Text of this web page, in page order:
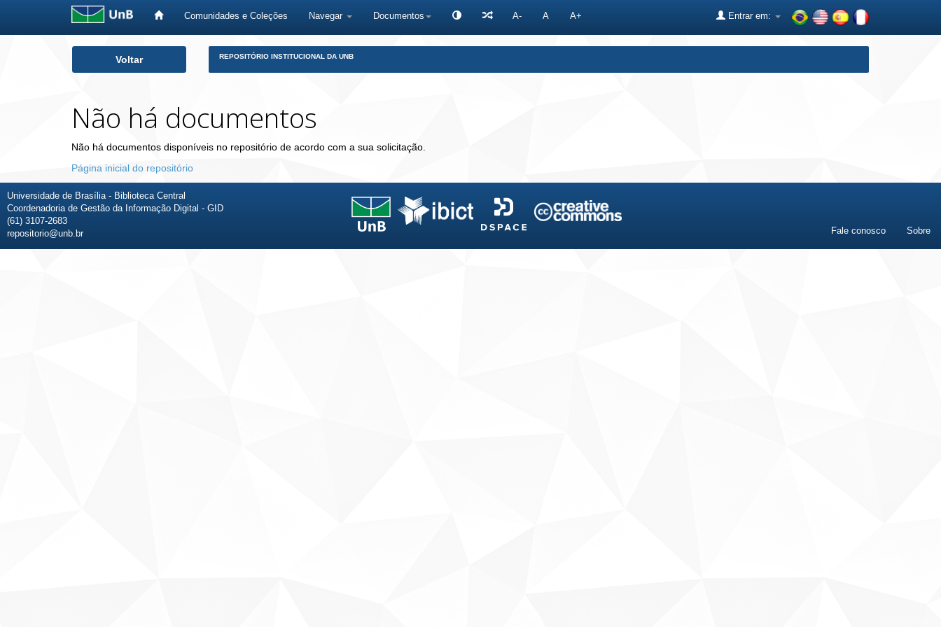
Comunidades e Coleções Navegar Documentos A- A A+ Entrar em:
Voltar REPOSITÓRIO INSTITUCIONAL DA UNB
Não há documentos
Não há documentos disponíveis no repositório de acordo com a sua solicitação.
Página inicial do repositório
Universidade de Brasília - Biblioteca Central
Coordenadoria de Gestão da Informação Digital - GID
(61) 3107-2683
repositorio@unb.br
Fale conosco Sobre